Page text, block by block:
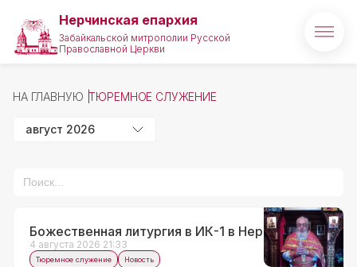
Нерчинская епархия
Забайкальской митрополии Русской
Православной Церкви
О епархии
Архипастырь
Новости
Проекты
НА ГЛАВНУЮ ТЮРЕМНОЕ СЛУЖЕНИЕ
август 2026
Божественная литургия в ИК-1 в Нерчинске
4 августа 2026 21:33
Тюремное служение Новость